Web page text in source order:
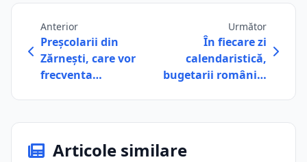
Anterior
Preșcolarii din
Zărnești, care vor
frecventa…
Următor
În fiecare zi
calendaristică,
bugetarii români…
Articole similare